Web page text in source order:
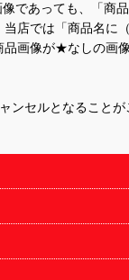
あっても、「商
店では「商品名
画像が★なしの画
セルとなることが